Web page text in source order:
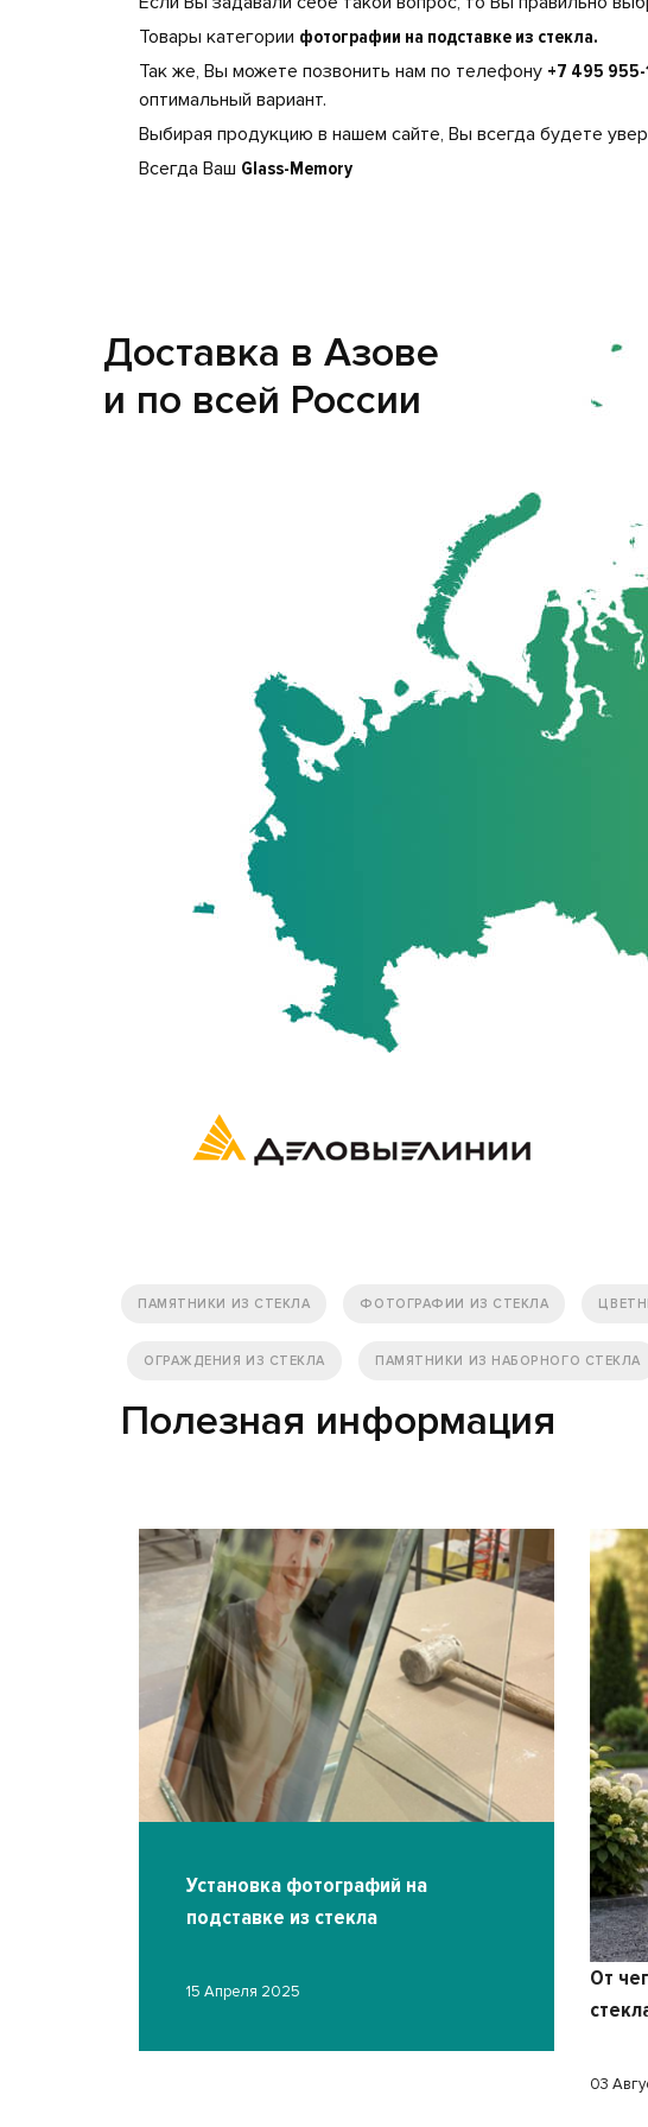
Товары категории фотографии на подставке из стекла.
Так же, Вы можете позвонить нам по телефону +7 495
оптимальный вариант.
Выбирая продукцию в нашем сайте, Вы всегда будете
Всегда Ваш Glass-Memory
Доставка в Азове
и по всей России
ПАМЯТНИКИ ИЗ СТЕКЛА ФОТОГРАФИИ ИЗ СТЕКЛА
ОГРАЖДЕНИЯ ИЗ СТЕКЛА ПАМЯТНИКИ ИЗ НАБОРНОГО СТЕКЛА
Полезная информация
Установка фотографий на
подставке из стекла
15 Апреля 2025
От
03